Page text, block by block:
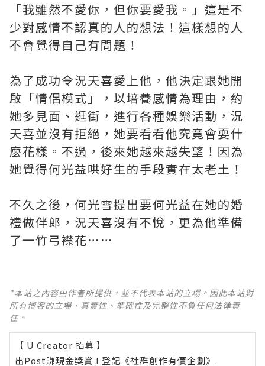
「我雖然不愛你，但你要愛我。」這是不
少對感情不認真的人的想法！這樣想的人
不會覺得自己有問題！
為了成功令況天喜愛上他，他決定跟她開
啟「情侶模式」，以培養感情為理由，約
她多見面、逛街，進行各種娛樂活動，況
天喜並沒有拒絕，她要看看他究竟會耍什
麼花樣。不過，後來她越來越失望！因為
她覺得何光益哄好生的手段實在太老土！
不久之後，何光雪提出要何光益在她的婚
禮做伴郎，況天喜沒有不悅，更為他準備
了一竹弓襟花⋯⋯
*本站之內容由作者所提供，並不代表本站的立場。因此本站對
所有博客的立場、真實性、準確性及完整性不負任何法律責
任。
【 U Creator 招募 】
出Post賺現金獎賞 l 登記《社群創作有價企劃》